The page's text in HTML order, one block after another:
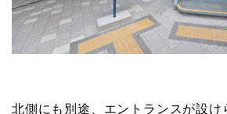
北側にも別途、エントランスが設け